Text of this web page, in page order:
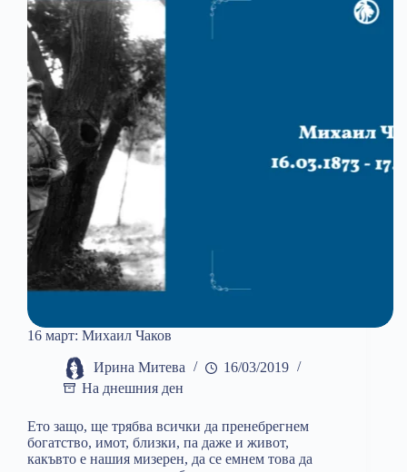
16 март: Михаил Чаков
Ирина Митева
16/03/2019
На днешния ден
Ето защо, ще трябва всички да пренебрегнем
богатство, имот, близки, па даже и живот,
какъвто е нашия мизерен, да се емнем това да